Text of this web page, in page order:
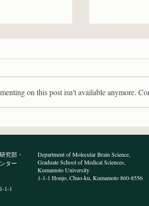
著論文が受
on this post isn't available anymore.
究部・
ター
1-1
Department of Molecular Brain Science,
Graduate School of Medical Sciences,
Kumamoto University
1-1-1 Honjo, Chuo-ku, Kumamoto 860-8556